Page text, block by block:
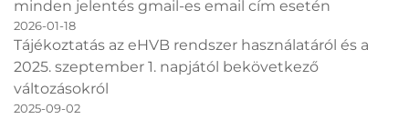
minden jelentés gmail-es email cím esetén
2026-01-18
Tájékoztatás az eHVB rendszer használatáról és a
2025. szeptember 1. napjától bekövetkező
változásokról
2025-09-02